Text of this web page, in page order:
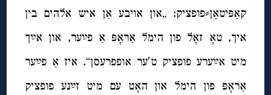
קאַפּיטאַן⸗פופציק: „און אויבע אַן איש אלהים בין
איך, טאָ זאָל פון הימל אַראָפּ אַ פײַער, און אײַך
מיט אײַערע פופציק ט′ער אופפרעסן“. איז אַ פײַער
אַראָפּ פון הימל און האָט עם מיט זײַנע פופציק